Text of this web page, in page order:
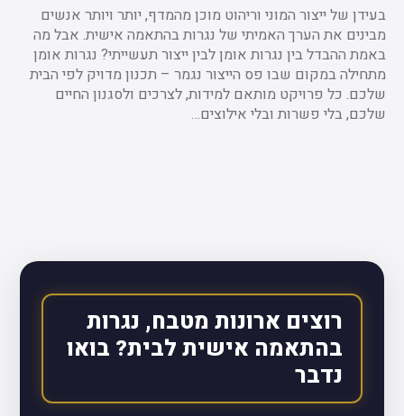
בעידן של ייצור המוני וריהוט מוכן מהמדף, יותר ויותר אנשים
מבינים את הערך האמיתי של נגרות בהתאמה אישית. אבל מה
באמת ההבדל בין נגרות אומן לבין ייצור תעשייתי? נגרות אומן
מתחילה במקום שבו פס הייצור נגמר – תכנון מדויק לפי הבית
שלכם. כל פרויקט מותאם למידות, לצרכים ולסגנון החיים
שלכם, בלי פשרות ובלי אילוצים…
רוצים ארונות מטבח, נגרות
בהתאמה אישית לבית? בואו
נדבר